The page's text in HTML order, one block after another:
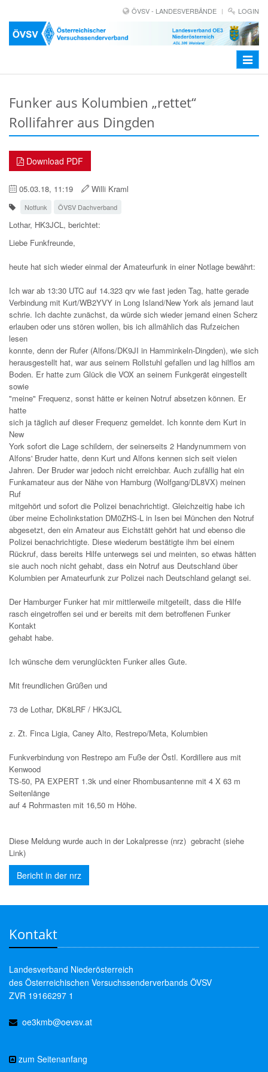
ÖVSV - LANDESVERBÄNDE LOGIN
Toggle
Funker aus Kolumbien „rettet“
Rollifahrer aus Dingden
Download PDF
05.03.18, 11:19 Willi Kraml
Notfunk ÖVSV Dachverband
Lothar, HK3JCL, berichtet:
Liebe Funkfreunde,
heute hat sich wieder einmal der Amateurfunk in einer Notlage bewährt:
Ich war ab 13:30 UTC auf 14.323 qrv wie fast jeden Tag, hatte gerade
Verbindung mit Kurt/WB2YVY in Long Island/New York als jemand laut
schrie. Ich dachte zunächst, da würde sich wieder jemand einen Scherz
erlauben oder uns stören wollen, bis ich allmählich das Rufzeichen
lesen
konnte, denn der Rufer (Alfons/DK9JI in Hamminkeln-Dingden), wie sich
herausgestellt hat, war aus seinem Rollstuhl gefallen und lag hilflos am
Boden. Er hatte zum Glück die VOX an seinem Funkgerät eingestellt
sowie
"meine" Frequenz, sonst hätte er keinen Notruf absetzen können. Er
hatte
sich ja täglich auf dieser Frequenz gemeldet. Ich konnte dem Kurt in
New
York sofort die Lage schildern, der seinerseits 2 Handynummern von
Alfons' Bruder hatte, denn Kurt und Alfons kennen sich seit vielen
Jahren. Der Bruder war jedoch nicht erreichbar. Auch zufällig hat ein
Funkamateur aus der Nähe von Hamburg (Wolfgang/DL8VX) meinen
Ruf
mitgehört und sofort die Polizei benachrichtigt. Gleichzeitig habe ich
über meine Echolinkstation DM0ZHS-L in Isen bei München den Notruf
abgesetzt, den ein Amateur aus Eichstätt gehört hat und ebenso die
Polizei benachrichtigte. Diese wiederum bestätigte ihm bei einem
Rückruf, dass bereits Hilfe unterwegs sei und meinten, so etwas hätten
sie auch noch nicht gehabt, dass ein Notruf aus Deutschland über
Kolumbien per Amateurfunk zur Polizei nach Deutschland gelangt sei.
Der Hamburger Funker hat mir mittlerweile mitgeteilt, dass die Hilfe
rasch eingetroffen sei und er bereits mit dem betroffenen Funker
Kontakt
gehabt habe.
Ich wünsche dem verunglückten Funker alles Gute.
Mit freundlichen Grüßen und
73 de Lothar, DK8LRF / HK3JCL
z. Zt. Finca Ligia, Caney Alto, Restrepo/Meta, Kolumbien
Funkverbindung von Restrepo am Fuße der Östl. Kordillere aus mit
Kenwood
TS-50, PA EXPERT 1.3k und einer Rhombusantenne mit 4 X 63 m
Seitenlänge
auf 4 Rohrmasten mit 16,50 m Höhe.
Diese Meldung wurde auch in der Lokalpresse (nrz) gebracht (siehe
Link)
Bericht in der nrz
Kontakt
Landesverband Niederösterreich
des Österreichischen Versuchssenderverbands ÖVSV
ZVR 19166297 1
oe3kmb@oevsv.at
zum Seitenanfang